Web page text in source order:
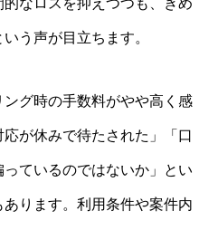
う声が目立ちます。
グ時の手数料がやや高く感
が休みで待たされた」「口
ているのではないか」とい
ります。利用条件や案件内